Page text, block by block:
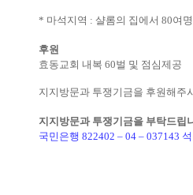
* 마석지역 : 샬롬의 집에서 80여
후원
효동교회 내복 60벌 및 점심제공
지지방문과 투쟁기금을 후원해주
지지방문과 투쟁기금을 부탁드립
국민은행 822402 – 04 – 037143